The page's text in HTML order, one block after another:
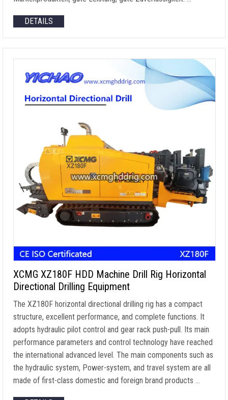
DETAILS
XCMG XZ180F HDD Machine Drill Rig Horizontal
Directional Drilling Equipment
The XZ180F horizontal directional drilling rig has a compact
structure, excellent performance, and complete functions. It
adopts hydraulic pilot control and gear rack push-pull. Its main
performance parameters and control technology have reached
the international advanced level. The main components such as
the hydraulic system, Power-system, and travel system are all
made of first-class domestic and foreign brand products …